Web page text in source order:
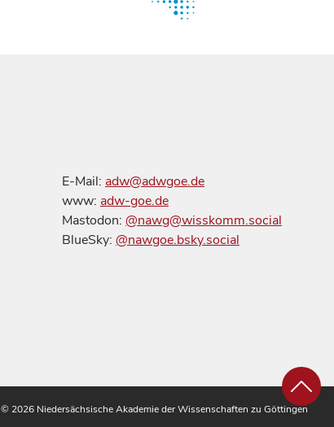
E-Mail: adw@adwgoe.de
www: adw-goe.de
Mastodon: @nawg@wisskomm.social
BlueSky: @nawgoe.bsky.social
© 2026 Niedersächsische Akademie der Wissenschaften zu Göttingen